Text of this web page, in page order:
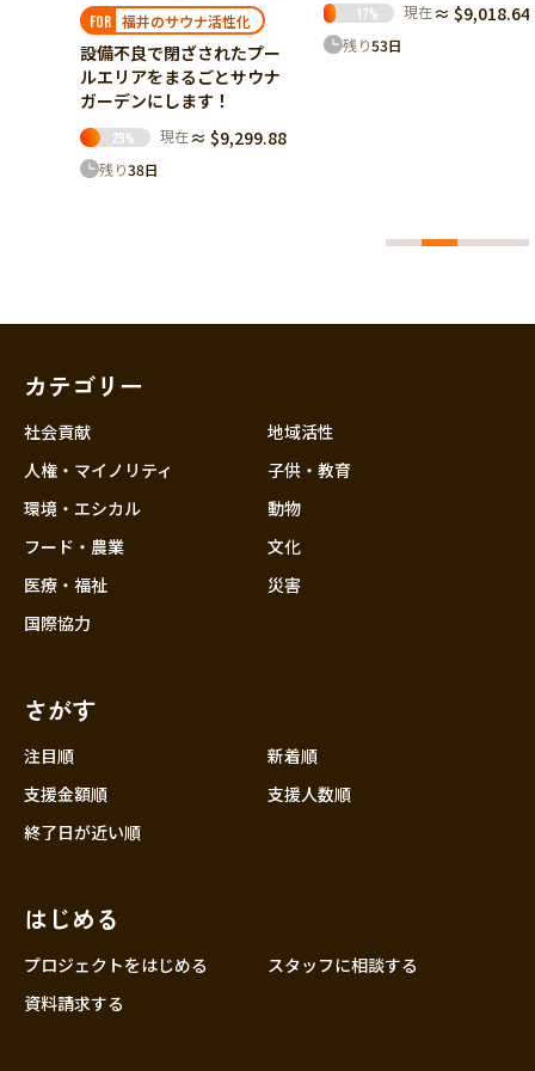
17% 現在≈ $9,018.64
残り53日
58% 現在≈ $5,558.44
残り48日
カテゴリー
社会貢献
人権・マイノリティ
環境・エシカル
フード・農業
医療・福祉
国際協力
地域活性
子供・教育
動物
文化
災害
さがす
注目順
新着順
支援金額順
支援人数順
終了日が近い順
はじめる
プロジェクトをはじめる
スタッフに相談する
資料請求する